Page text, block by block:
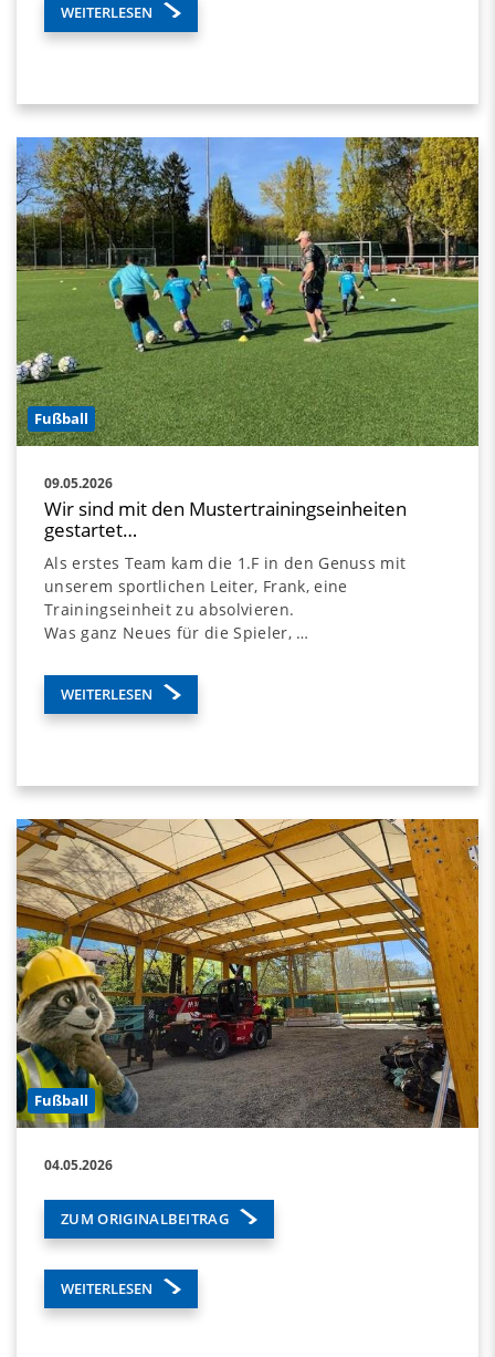
WEITERLESEN
Fußball
09.05.2026
Wir sind mit den Mustertrainingseinheiten
gestartet…
Als erstes Team kam die 1.F in den Genuss mit
unserem sportlichen Leiter, Frank, eine
Trainingseinheit zu absolvieren.
Was ganz Neues für die Spieler, …
WEITERLESEN
Fußball
04.05.2026
ZUM ORIGINALBEITRAG
WEITERLESEN